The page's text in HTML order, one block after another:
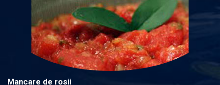
Mancare de rosii